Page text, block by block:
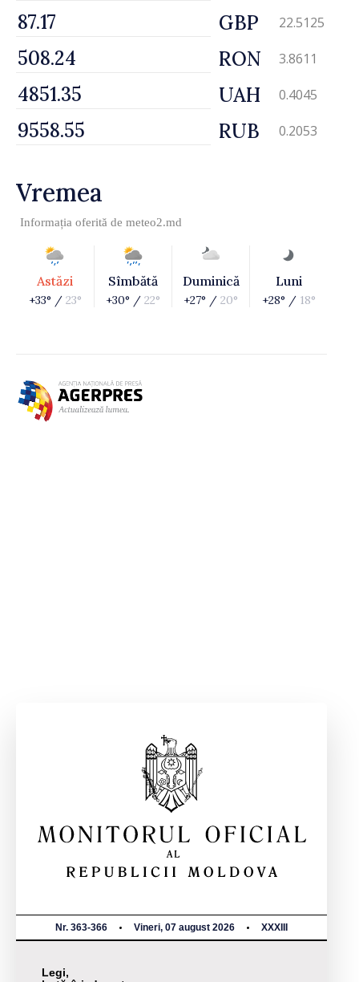
GBP 22.5125
RON 3.8611
UAH 0.4045
RUB 0.2053
Vremea
Informația oferită de meteo2.md
Astăzi
+33° / 23°
Sîmbătă
+30° / 22°
Duminică
+27° / 20°
Luni
+28° / 18°
Nr. 363-366 Vineri, 07 august 2026 XXXIII
Legi,